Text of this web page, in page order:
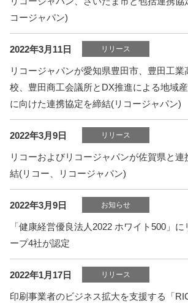
コージャパン)
2022年3月11日 リリース
リコージャパンが愛知県豊田市、豊田工業
校、豊田商工会議所とDX推進による地域
に向けた連携協定を締結(リコージャパン)
2022年3月9日 リリース
リコーおよびリコージャパンが佐賀県と連
結(リコー、リコージャパン)
2022年3月9日 お知らせ
「健康経営優良法人2022 ホワイト500」
ープ4社が認定
2022年1月17日 リリース
印刷事業者のビジネス拡大を支援する「